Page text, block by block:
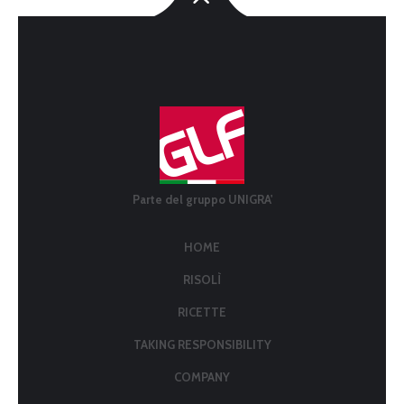
Parte del gruppo UNIGRA'
HOME
RISOLÌ
RICETTE
TAKING RESPONSIBILITY
COMPANY